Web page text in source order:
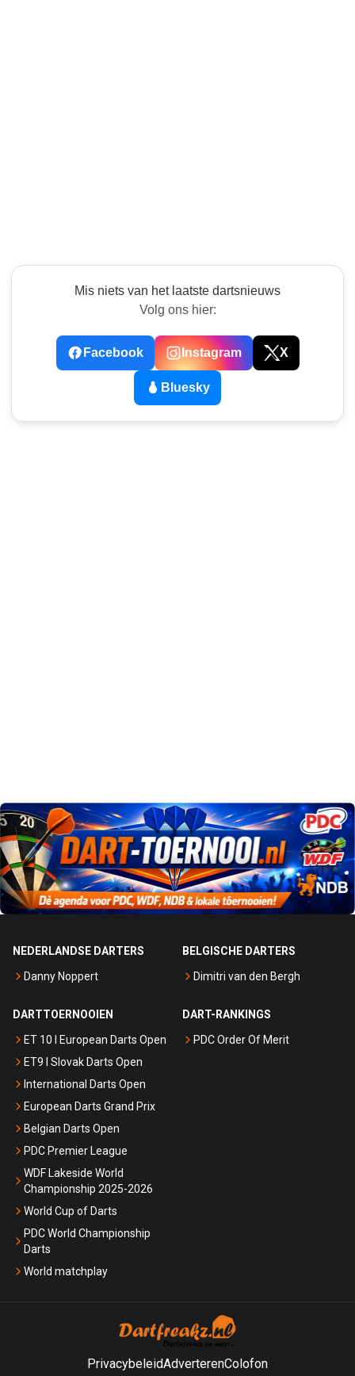
Mis niets van het laatste dartsnieuws
Volg ons hier:
Facebook Instagram X
Bluesky
NEDERLANDSE DARTERS
Danny Noppert
BELGISCHE DARTERS
Dimitri van den Bergh
DARTTOERNOOIEN
ET 10 I European Darts Open
ET9 I Slovak Darts Open
International Darts Open
European Darts Grand Prix
Belgian Darts Open
PDC Premier League
WDF Lakeside World
Championship 2025-2026
World Cup of Darts
PDC World Championship
Darts
World matchplay
DART-RANKINGS
PDC Order Of Merit
PrivacybeleidAdverterenColofon